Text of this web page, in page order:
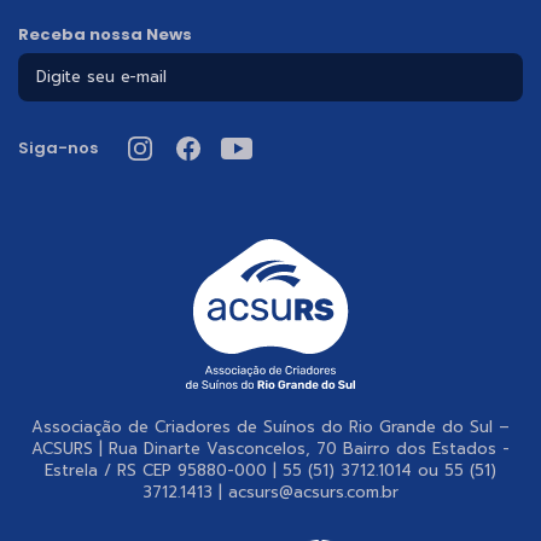
Receba nossa News
Siga-nos
Associação de Criadores de Suínos do Rio Grande do Sul –
ACSURS | Rua Dinarte Vasconcelos, 70 Bairro dos Estados -
Estrela / RS CEP 95880-000 | 55 (51) 3712.1014 ou 55 (51)
3712.1413 | acsurs@acsurs.com.br